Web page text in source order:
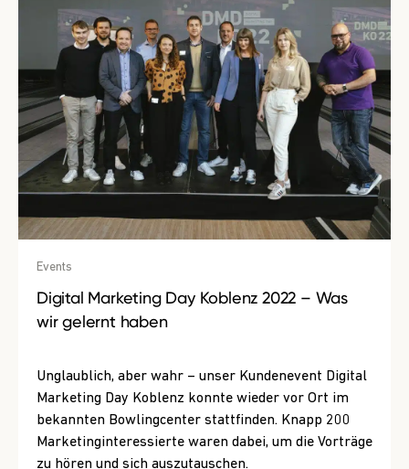
Events
Digital Marketing Day Koblenz 2022 – Was
wir gelernt haben
Unglaublich, aber wahr – unser Kundenevent Digital
Marketing Day Koblenz konnte wieder vor Ort im
bekannten Bowlingcenter stattfinden. Knapp 200
Marketinginteressierte waren dabei, um die Vorträge
zu hören und sich auszutauschen.